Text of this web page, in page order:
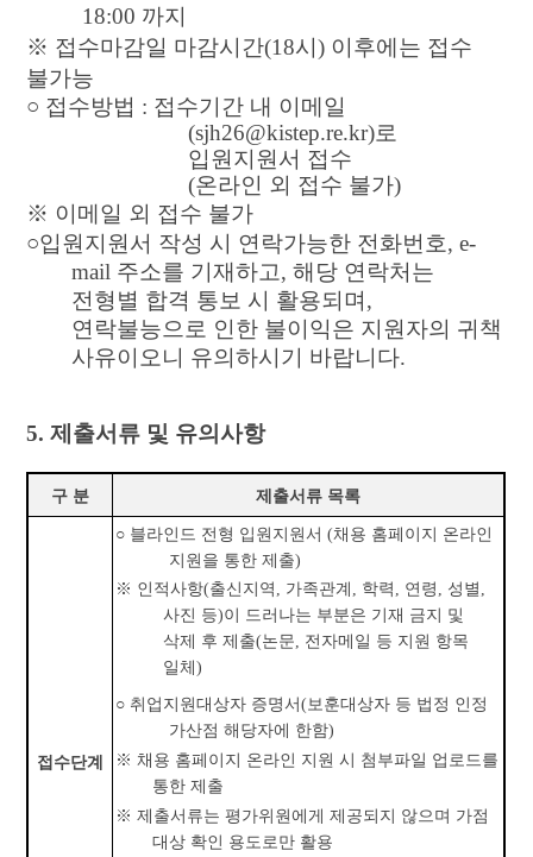
18:00 까지
※ 접수마감일 마감시간(18시) 이후에는 접수
불가능
○ 접수방법 : 접수기간 내 이메일
(sjh26@kistep.re.kr)로
입원지원서 접수
(온라인 외 접수 불가)
※ 이메일 외 접수 불가
○입원지원서 작성 시 연락가능한 전화번호, e-
mail 주소를 기재하고, 해당 연락처는
전형별 합격 통보 시 활용되며 ,
연락불능으로 인한 불이익은 지원자의 귀책
사유이오니 유의하시기 바랍니다.
5.제출서류 및 유의사항
구 분 제출서류 목록
접수단계
○ 블라인드 전형 입원지원서(채용 홈페이지 온라인
지원을 통한 제출)
※ 인적사항(출신지역, 가족관계, 학력, 연령, 성별,
사진 등)이 드러나는 부분은 기재 금지 및
삭제 후 제출(논문, 전자메일 등 지원 항목
일체)
○ 취업지원대상자 증명서(보훈대상자 등 법정 인정
가산점 해당자에 한함)
※ 채용 홈페이지 온라인 지원 시 첨부파일 업로드를
통한 제출
※제출서류는 평가위원에게 제공되지 않으며 가점
대상 확인 용도로만 활용